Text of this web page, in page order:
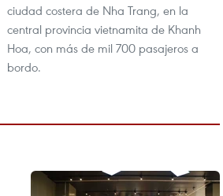
ciudad costera de Nha Trang, en la
central provincia vietnamita de Khanh
Hoa, con más de mil 700 pasajeros a
bordo.